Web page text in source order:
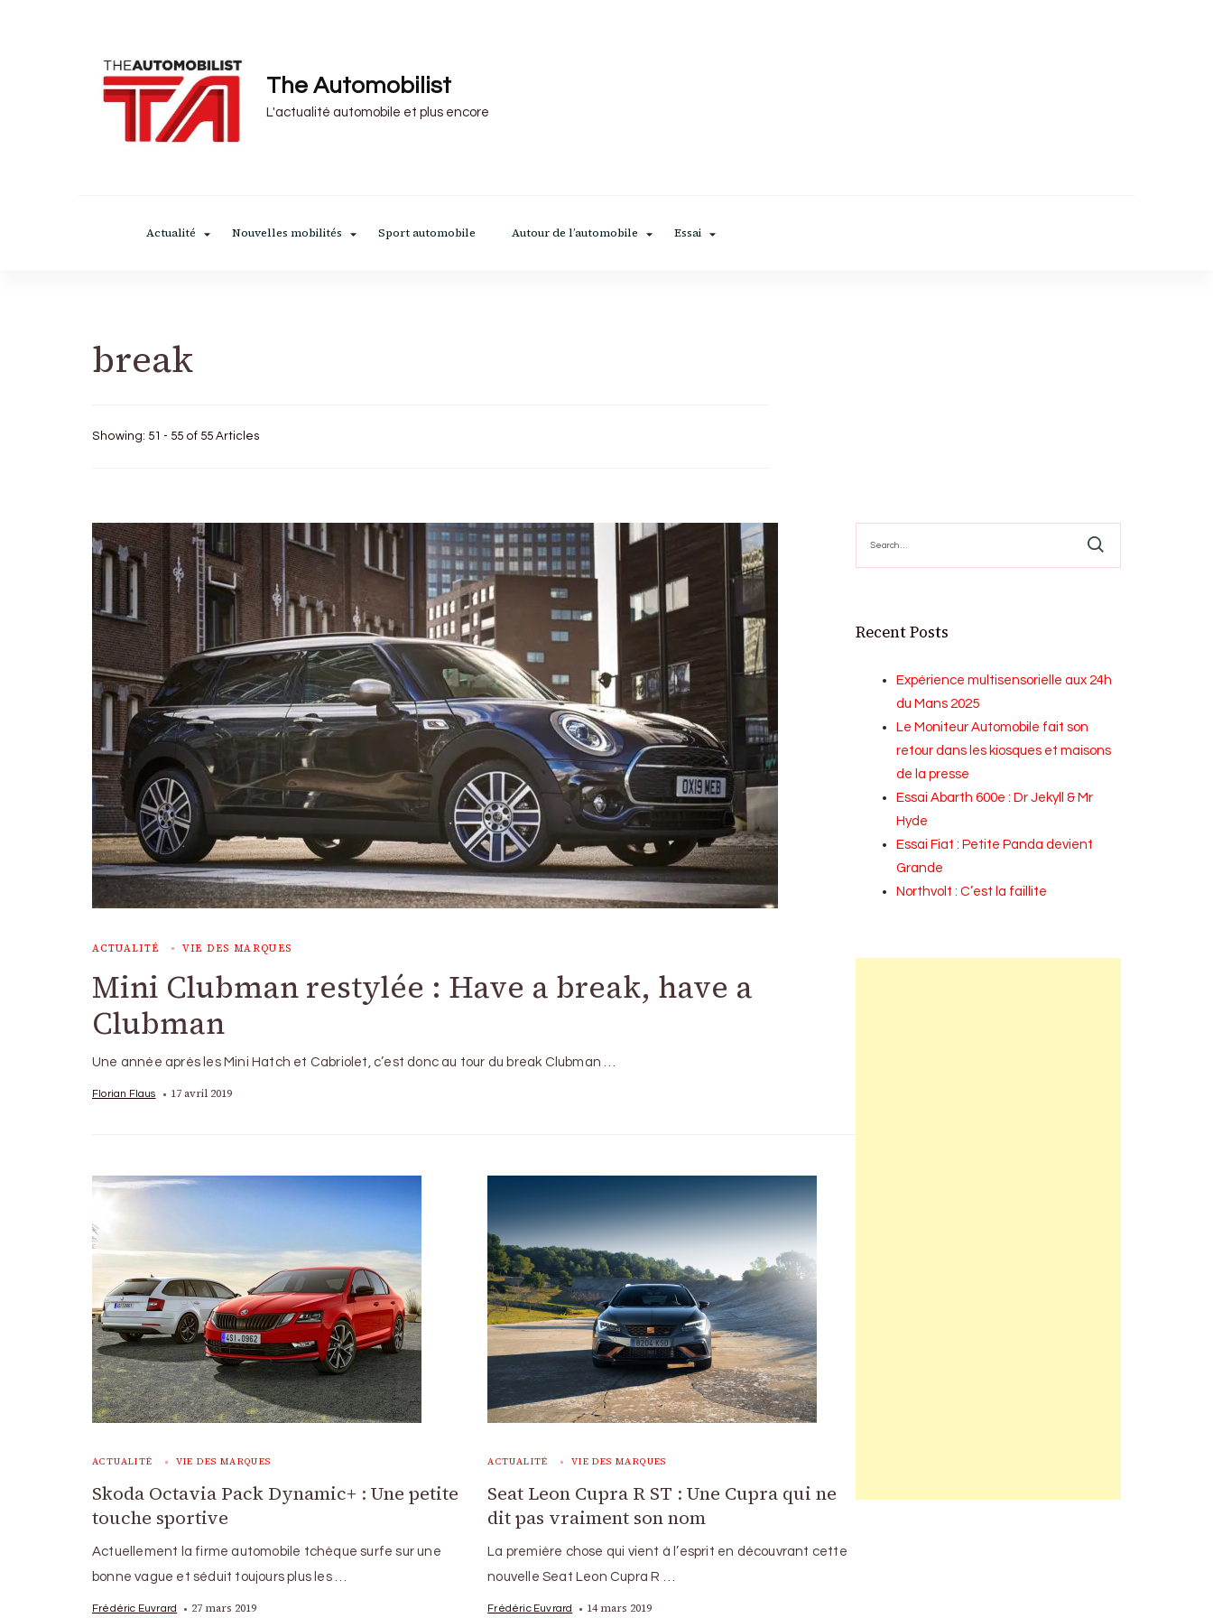
The Automobilist
L'actualité automobile et plus encore
Actualité Nouvelles mobilités Sport automobile Autour de l’automobile Essai
break
Showing: 51 - 55 of 55 Articles
ACTUALITÉ VIE DES MARQUES
Mini Clubman restylée : Have a break, have a
Clubman
Une année après les Mini Hatch et Cabriolet, c’est donc au tour du break Clubman …
Florian Flaus 17 avril 2019
ACTUALITÉ VIE DES MARQUES
Skoda Octavia Pack Dynamic+ : Une petite
touche sportive
Actuellement la firme automobile tchèque surfe sur une
bonne vague et séduit toujours plus les …
Frédéric Euvrard 27 mars 2019
ACTUALITÉ VIE DES MARQUES
Seat Leon Cupra R ST : Une Cupra qui ne
dit pas vraiment son nom
La première chose qui vient à l’esprit en découvrant cette
nouvelle Seat Leon Cupra R …
Frédéric Euvrard 14 mars 2019
for:
Recent Posts
Expérience multisensorielle aux 24h
du Mans 2025
Le Moniteur Automobile fait son
retour dans les kiosques et maisons
de la presse
Essai Abarth 600e : Dr Jekyll & Mr
Hyde
Essai Fiat : Petite Panda devient
Grande
Northvolt : C’est la faillite